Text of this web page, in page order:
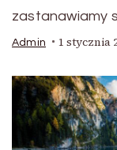
zastanawiamy
Admin 1 stycznia